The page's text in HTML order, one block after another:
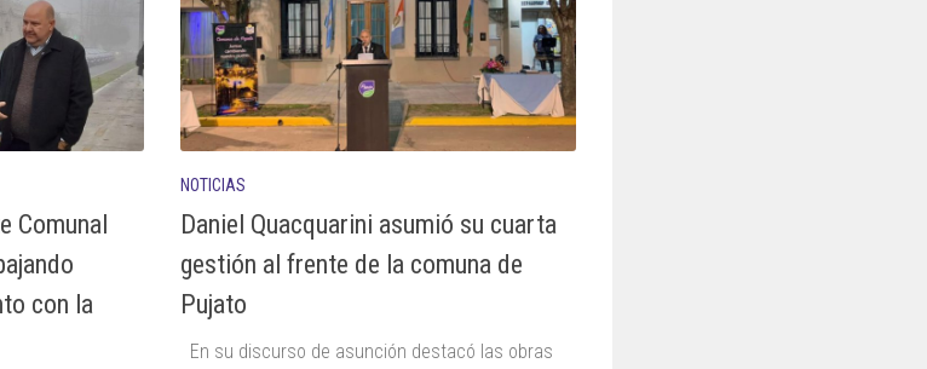
Comunal
con la
NOTICIAS
Daniel Quacquarini asumió su cuarta
gestión al frente de la comuna de
Pujato
En su discurso de asunción destacó las obras